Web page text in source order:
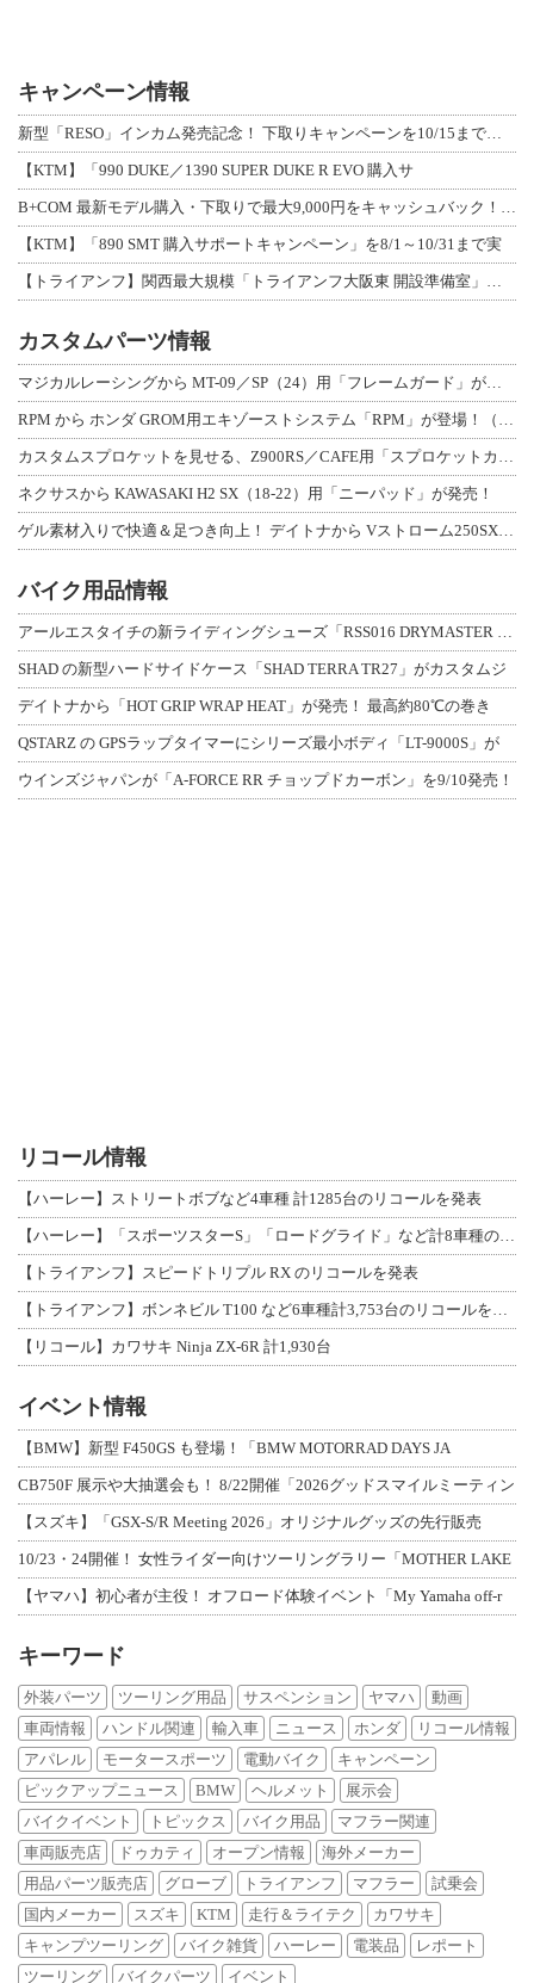
キャンペーン情報
新型「RESO」インカム発売記念！ 下取りキャンペーンを10/15まで延長して開
【KTM】「990 DUKE／1390 SUPER DUKE R EVO 購入サ
B+COM 最新モデル購入・下取りで最大9,000円をキャッシュバック！「B+F
【KTM】「890 SMT 購入サポートキャンペーン」を8/1～10/31まで実
【トライアンフ】関西最大規模「トライアンフ大阪東 開設準備室」がオープン！ 限定
カスタムパーツ情報
マジカルレーシングから MT-09／SP（24）用「フレームガード」が登場！
RPM から ホンダ GROM用エキゾーストシステム「RPM」が登場！（動画あり
カスタムスプロケットを見せる、Z900RS／CAFE用「スプロケットカバーフルキ
ネクサスから KAWASAKI H2 SX（18-22）用「ニーパッド」が発売！
ゲル素材入りで快適＆足つき向上！ デイトナから Vストローム250SX用「快適ロ
バイク用品情報
アールエスタイチの新ライディングシューズ「RSS016 DRYMASTER スト
SHAD の新型ハードサイドケース「SHAD TERRA TR27」がカスタムジ
デイトナから「HOT GRIP WRAP HEAT」が発売！ 最高約80℃の巻き
QSTARZ の GPSラップタイマーにシリーズ最小ボディ「LT-9000S」が
ウインズジャパンが「A-FORCE RR チョップドカーボン」を9/10発売！
リコール情報
【ハーレー】ストリートボブなど4車種 計1285台のリコールを発表
【ハーレー】「スポーツスターS」「ロードグライド」など計8車種のリコールを発表
【トライアンフ】スピードトリプル RX のリコールを発表
【トライアンフ】ボンネビル T100 など6車種計3,753台のリコールを発表
【リコール】カワサキ Ninja ZX-6R 計1,930台
イベント情報
【BMW】新型 F450GS も登場！「BMW MOTORRAD DAYS JA
CB750F 展示や大抽選会も！ 8/22開催「2026グッドスマイルミーティン
【スズキ】「GSX-S/R Meeting 2026」オリジナルグッズの先行販売
10/23・24開催！ 女性ライダー向けツーリングラリー「MOTHER LAKE
【ヤマハ】初心者が主役！ オフロード体験イベント「My Yamaha off-r
キーワード
外装パーツ ツーリング用品 サスペンション ヤマハ
動画
車両情報
ハンドル関連 輸入車 ニュース ホンダ
リコール情報
アパレル
モータースポーツ 電動バイク
キャンペーン
ピックアップニュース
BMW ヘルメット
展示会
バイクイベント
トピックス バイク用品
マフラー関連
車両販売店
ドゥカティ オープン情報
海外メーカー
用品パーツ販売店
グローブ トライアンフ マフラー
試乗会
国内メーカー
スズキ KTM 走行＆ライテク
カワサキ
キャンプツーリング
バイク雑貨 ハーレー 電装品
レポート
ツーリング
バイクパーツ イベント